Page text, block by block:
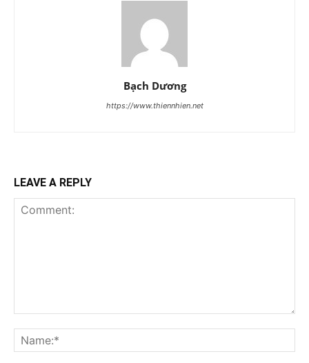
Bạch Dương
https://www.thiennhien.net
LEAVE A REPLY